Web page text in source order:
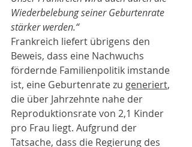
Wiederbelebung seiner Geburtenrate
stärker werden.“
Frankreich liefert übrigens den
Beweis, dass eine Nachwuchs
fördernde Familienpolitik imstande
ist, eine Geburtenrate zu generiert,
die über Jahrzehnte nahe der
Reproduktionsrate von 2,1 Kinder
pro Frau liegt. Aufgrund der
Tatsache, dass die Regierung des